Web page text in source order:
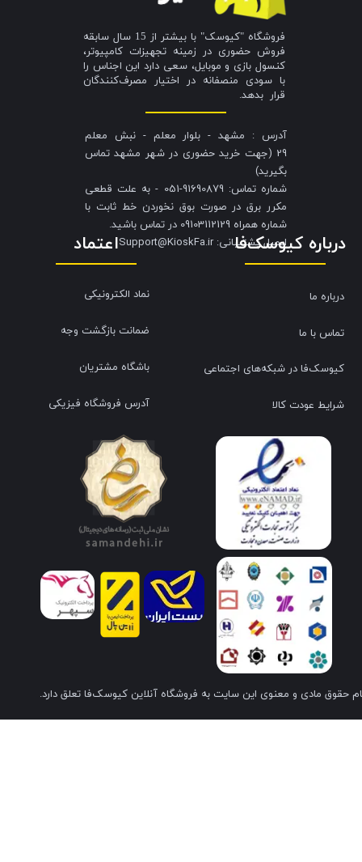
فروشگاه "کیوسک" با بیشتر از 15 سال سابقه
فروش حضوری در زمینه تجهیزات کامپیوتر،
کنسول بازی و موبایل، سعی دارد این اجناس را
با سودی منصفانه در اختیار مصرف‌کنندگان
قرار بدهد.
آدرس : مشهد - بلوار معلم - نبش معلم
29 (جهت خرید حضوری در شهر مشهد تماس
بگیرید)
شماره تماس: 91690879-051 - به علت قطعی
مکرر برق در صورت بوق نخوردن خط ثابت با
شماره همراه 09103112129 در تماس باشید.
​​​​​​​ایمیل پشتیبانی: Support@KioskFa.ir
حقوق مادی و معنوی این سایت به فروشگاه آنلاین کیوسک‌فا تعلق دارد.
اعتماد
نماد الکترونیکی
ضمانت بازگشت وجه
باشگاه مشتریان
آدرس فروشگاه فیزیکی
درباره کیوسک‌فا
درباره ما
تماس با ما
کیوسک‌فا در شبکه‌های اجتماعی
شرایط عودت کالا